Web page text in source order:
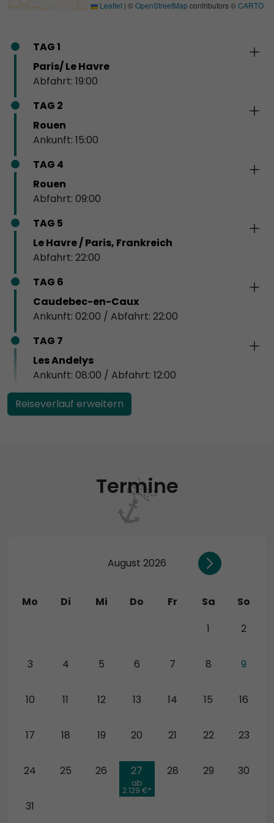
Leaflet | ©OpenStreetMapcontributors ©CARTO
TAG 1
Paris/ Le Havre
Abfahrt: 19:00
TAG 2
Rouen
Ankunft: 15:00
TAG 4
Rouen
Abfahrt: 09:00
TAG 5
Le Havre / Paris, Frankreich
Abfahrt: 22:00
TAG 6
Caudebec-en-Caux
Ankunft: 02:00 / Abfahrt: 22:00
TAG 7
Les Andelys
Ankunft: 08:00 / Abfahrt: 12:00
Reiseverlauf erweitern
Termine
August 2026
Mo Di Mi Do Fr Sa
So
1 2
3 4 5 6 7 8 9
10 11 12 13 14 15 16
17 18 19 20 21 22 23
24 25 26
ab
2.129 €*
27 28 29 30
31